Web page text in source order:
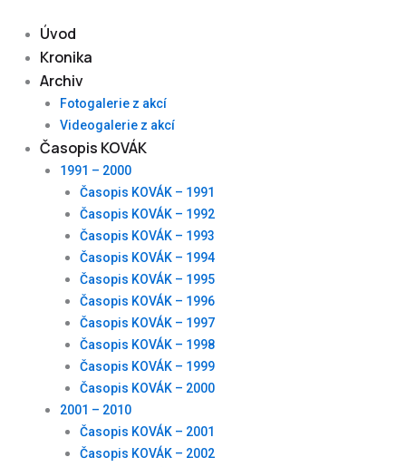
content
Úvod
Kronika
Archiv
Fotogalerie z akcí
Videogalerie z akcí
Časopis KOVÁK
1991 – 2000
Časopis KOVÁK – 1991
Časopis KOVÁK – 1992
Časopis KOVÁK – 1993
Časopis KOVÁK – 1994
Časopis KOVÁK – 1995
Časopis KOVÁK – 1996
Časopis KOVÁK – 1997
Časopis KOVÁK – 1998
Časopis KOVÁK – 1999
Časopis KOVÁK – 2000
2001 – 2010
Časopis KOVÁK – 2001
Časopis KOVÁK – 2002